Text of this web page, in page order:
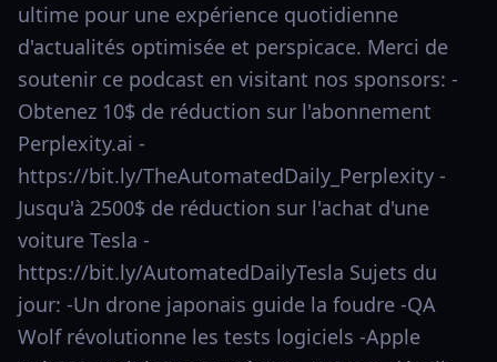
ultime pour une expérience quotidienne
d'actualités optimisée et perspicace. Merci de
soutenir ce podcast en visitant nos sponsors: -
Obtenez 10$ de réduction sur l'abonnement
Perplexity.ai -
https://bit.ly/TheAutomatedDaily_Perplexity -
Jusqu'à 2500$ de réduction sur l'achat d'une
voiture Tesla -
https://bit.ly/AutomatedDailyTesla Sujets du
jour: -Un drone japonais guide la foudre -QA
Wolf révolutionne les tests logiciels -Apple